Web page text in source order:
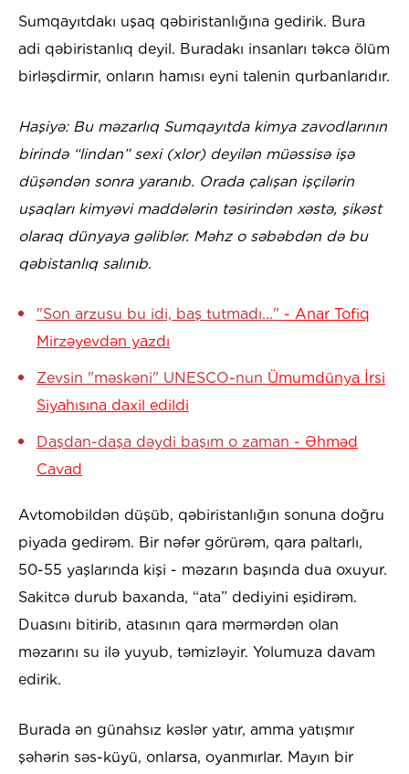
Sumqayıtdakı uşaq qəbiristanlığına gedirik. Bura
adi qəbiristanlıq deyil. Buradakı insanları təkcə ölüm
birləşdirmir, onların hamısı eyni talenin qurbanlarıdır.
Haşiyə: Bu məzarlıq Sumqayıtda kimya zavodlarının
birində “lindan” sexi (xlor) deyilən müəssisə işə
düşəndən sonra yaranıb. Orada çalışan işçilərin
uşaqları kimyəvi maddələrin təsirindən xəstə, şikəst
olaraq dünyaya gəliblər. Məhz o səbəbdən də bu
qəbistanlıq salınıb.
"Son arzusu bu idi, baş tutmadı..." - Anar Tofiq
Mirzəyevdən yazdı
Zevsin "məskəni" UNESCO-nun Ümumdünya İrsi
Siyahısına daxil edildi
Daşdan-daşa dəydi başım o zaman - Əhməd
Cavad
Avtomobildən düşüb, qəbiristanlığın sonuna doğru
piyada gedirəm. Bir nəfər görürəm, qara paltarlı,
50-55 yaşlarında kişi - məzarın başında dua oxuyur.
Sakitcə durub baxanda, “ata” dediyini eşidirəm.
Duasını bitirib, atasının qara mərmərdən olan
məzarını su ilə yuyub, təmizləyir. Yolumuza davam
edirik.
Burada ən günahsız kəslər yatır, amma yatışmır
şəhərin səs-küyü, onlarsa, oyanmırlar. Mayın bir